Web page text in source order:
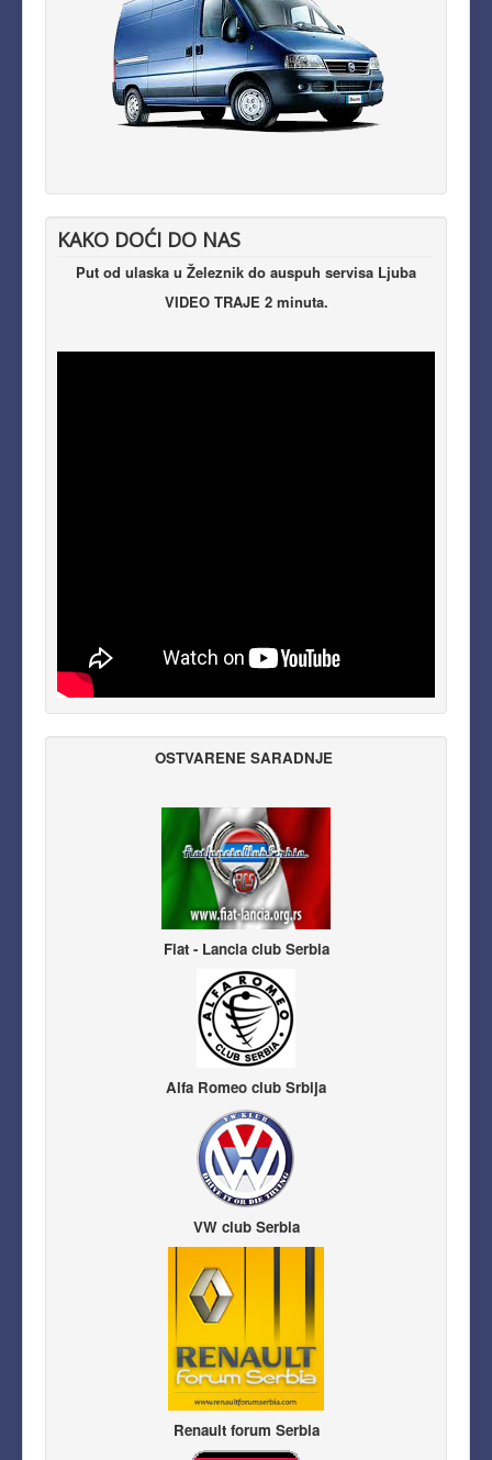
KAKO DOĆI DO NAS
Put od ulaska u Železnik do auspuh servisa Ljuba
VIDEO TRAJE 2 minuta.
OSTVARENE SARADNJE
Fiat - Lancia club Serbia
Alfa Romeo club Srbija
VW club Serbia
Renault forum Serbia